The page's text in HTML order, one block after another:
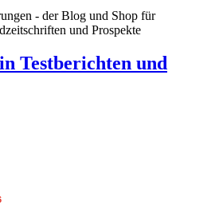
Testberichten und